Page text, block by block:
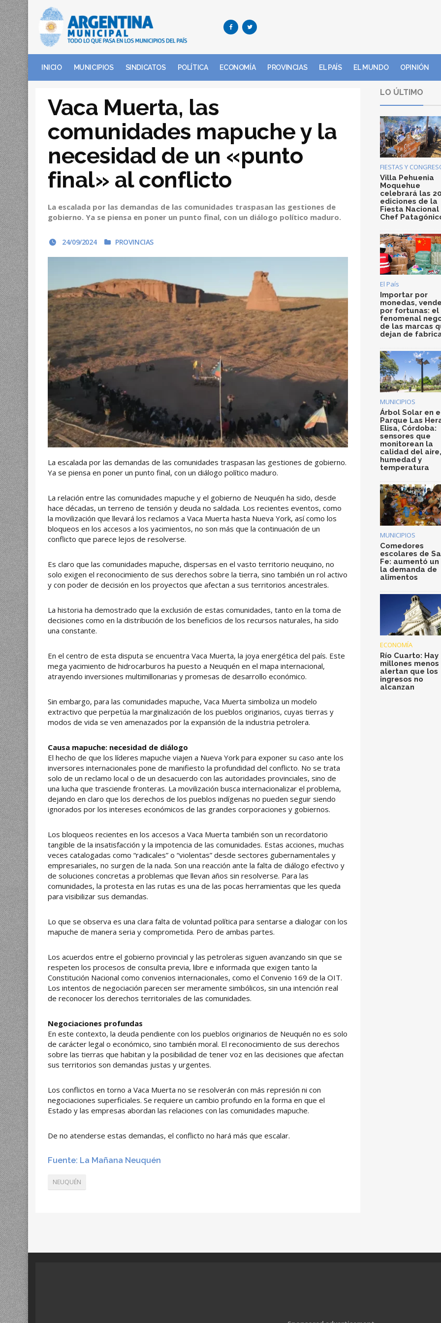
INICIO MUNICIPIOS SINDICATOS POLÍTICA ECONOMÍA PROVINCIAS EL PAÍS EL MUNDO OPINIÓN
Vaca Muerta, las
comunidades mapuche y la
necesidad de un «punto
final» al conflicto
La escalada por las demandas de las comunidades traspasan las gestiones de
gobierno. Ya se piensa en poner un punto final, con un diálogo político maduro.
24/09/2024 PROVINCIAS
La escalada por las demandas de las comunidades traspasan las gestiones de gobierno.
Ya se piensa en poner un punto final, con un diálogo político maduro.
La relación entre las comunidades mapuche y el gobierno de Neuquén ha sido, desde
hace décadas, un terreno de tensión y deuda no saldada. Los recientes eventos, como
la movilización que llevará los reclamos a Vaca Muerta hasta Nueva York, así como los
bloqueos en los accesos a los yacimientos, no son más que la continuación de un
conflicto que parece lejos de resolverse.
Es claro que las comunidades mapuche, dispersas en el vasto territorio neuquino, no
solo exigen el reconocimiento de sus derechos sobre la tierra, sino también un rol activo
y con poder de decisión en los proyectos que afectan a sus territorios ancestrales.
La historia ha demostrado que la exclusión de estas comunidades, tanto en la toma de
decisiones como en la distribución de los beneficios de los recursos naturales, ha sido
una constante.
En el centro de esta disputa se encuentra Vaca Muerta, la joya energética del país. Este
mega yacimiento de hidrocarburos ha puesto a Neuquén en el mapa internacional,
atrayendo inversiones multimillonarias y promesas de desarrollo económico.
Sin embargo, para las comunidades mapuche, Vaca Muerta simboliza un modelo
extractivo que perpetúa la marginalización de los pueblos originarios, cuyas tierras y
modos de vida se ven amenazados por la expansión de la industria petrolera.
Causa mapuche: necesidad de diálogo
El hecho de que los líderes mapuche viajen a Nueva York para exponer su caso ante los
inversores internacionales pone de manifiesto la profundidad del conflicto. No se trata
solo de un reclamo local o de un desacuerdo con las autoridades provinciales, sino de
una lucha que trasciende fronteras. La movilización busca internacionalizar el problema,
dejando en claro que los derechos de los pueblos indígenas no pueden seguir siendo
ignorados por los intereses económicos de las grandes corporaciones y gobiernos.
Los bloqueos recientes en los accesos a Vaca Muerta también son un recordatorio
tangible de la insatisfacción y la impotencia de las comunidades. Estas acciones, muchas
veces catalogadas como “radicales” o “violentas” desde sectores gubernamentales y
empresariales, no surgen de la nada. Son una reacción ante la falta de diálogo efectivo y
de soluciones concretas a problemas que llevan años sin resolverse. Para las
comunidades, la protesta en las rutas es una de las pocas herramientas que les queda
para visibilizar sus demandas.
Lo que se observa es una clara falta de voluntad política para sentarse a dialogar con los
mapuche de manera seria y comprometida. Pero de ambas partes.
Los acuerdos entre el gobierno provincial y las petroleras siguen avanzando sin que se
respeten los procesos de consulta previa, libre e informada que exigen tanto la
Constitución Nacional como convenios internacionales, como el Convenio 169 de la OIT.
Los intentos de negociación parecen ser meramente simbólicos, sin una intención real
de reconocer los derechos territoriales de las comunidades.
Negociaciones profundas
En este contexto, la deuda pendiente con los pueblos originarios de Neuquén no es solo
de carácter legal o económico, sino también moral. El reconocimiento de sus derechos
sobre las tierras que habitan y la posibilidad de tener voz en las decisiones que afectan
sus territorios son demandas justas y urgentes.
Los conflictos en torno a Vaca Muerta no se resolverán con más represión ni con
negociaciones superficiales. Se requiere un cambio profundo en la forma en que el
Estado y las empresas abordan las relaciones con las comunidades mapuche.
De no atenderse estas demandas, el conflicto no hará más que escalar.
Fuente: La Mañana Neuquén
NEUQUÉN
LO ÚLTIMO
FIESTAS Y
Villa Pehuenia
Moquehue
celebrará las
ediciones de la
Fiesta
Chef
El País
Importar por
monedas,
por fortunas: el
fenomenal
de las marcas
dejan de
MUNICIPIOS
Árbol Solar en
Parque Las
Elisa, Córdoba:
sensores que
monitorean la
calidad del aire,
humedad y
temperatura
MUNICIPIOS
Comedores
escolares de
Fe: aumentó un
la demanda de
alimentos
ECONOMÍA
Río Cuarto: Hay
millones menos
alertan que los
ingresos no
alcanzan